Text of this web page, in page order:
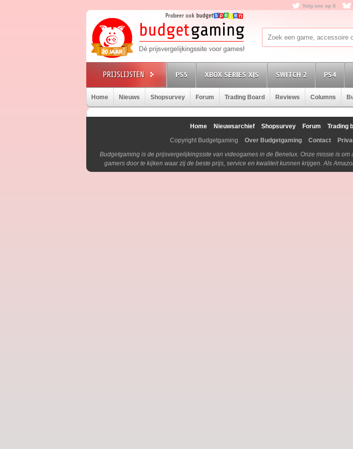
Volg ons op X
PS5 XBOX SERIES X|S SWITCH 2 PS4
Home Nieuws Shopsurvey Forum Trading Board Reviews Columns
Home Nieuwsarchief Shopsurvey Forum Trading
Copyright Budgetgaming
Over Budgetgaming Contact
Budgetgaming is de prijsvergelijkingssite van videogames in de Benelux. Onze missie is
gamers door te kijken waar zij de beste prijs, service en kwaliteit kunnen krijgen. Als